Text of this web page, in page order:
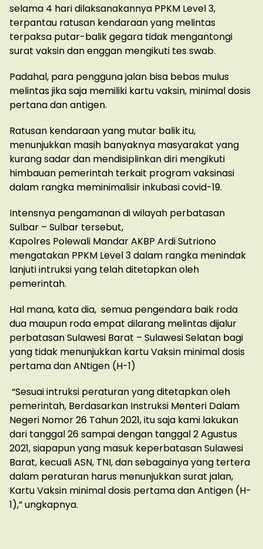
selama 4 hari dilaksanakannya PPKM Level 3,
terpantau ratusan kendaraan yang melintas
terpaksa putar-balik gegara tidak mengantongi
surat vaksin dan enggan mengikuti tes swab.
Padahal, para pengguna jalan bisa bebas mulus
melintas jika saja memiliki kartu vaksin, minimal dosis
pertana dan antigen.
Ratusan kendaraan yang mutar balik itu,
menunjukkan masih banyaknya masyarakat yang
kurang sadar dan mendisiplinkan diri mengikuti
himbauan pemerintah terkait program vaksinasi
dalam rangka meminimalisir inkubasi covid-19.
Intensnya pengamanan di wilayah perbatasan
Sulbar – Sulbar tersebut,
Kapolres Polewali Mandar AKBP Ardi Sutriono
mengatakan PPKM Level 3 dalam rangka menindak
lanjuti intruksi yang telah ditetapkan oleh
pemerintah.
Hal mana, kata dia, semua pengendara baik roda
dua maupun roda empat dilarang melintas dijalur
perbatasan Sulawesi Barat – Sulawesi Selatan bagi
yang tidak menunjukkan kartu Vaksin minimal dosis
pertama dan ANtigen (H-1)
“Sesuai intruksi peraturan yang ditetapkan oleh
pemerintah, Berdasarkan Instruksi Menteri Dalam
Negeri Nomor 26 Tahun 2021, itu saja kami lakukan
dari tanggal 26 sampai dengan tanggal 2 Agustus
2021, siapapun yang masuk keperbatasan Sulawesi
Barat, kecuali ASN, TNI, dan sebagainya yang tertera
dalam peraturan harus menunjukkan surat jalan,
Kartu Vaksin minimal dosis pertama dan Antigen (H-
1),” ungkapnya.